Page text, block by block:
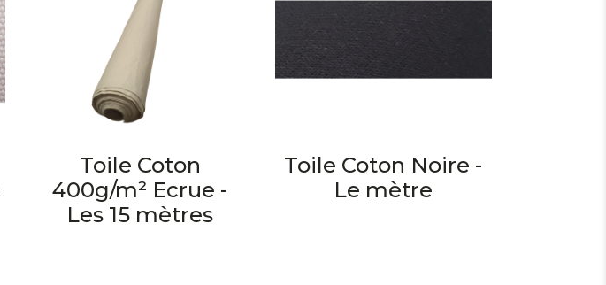
Toile Coton
400g/m² Ecrue -
Les 15 mètres
Toile Coton Noire -
Le mètre